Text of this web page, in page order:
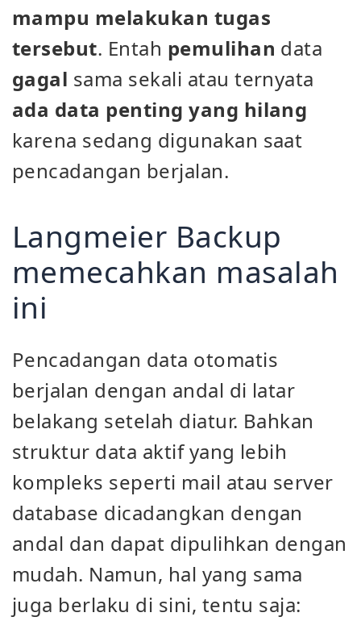
mampu melakukan tugas
tersebut. Entah pemulihan data
gagal sama sekali atau ternyata
ada data penting yang hilang
karena sedang digunakan saat
pencadangan berjalan.
Langmeier Backup
memecahkan masalah
ini
Pencadangan data otomatis
berjalan dengan andal di latar
belakang setelah diatur. Bahkan
struktur data aktif yang lebih
kompleks seperti mail atau server
database dicadangkan dengan
andal dan dapat dipulihkan dengan
mudah. Namun, hal yang sama
juga berlaku di sini, tentu saja: